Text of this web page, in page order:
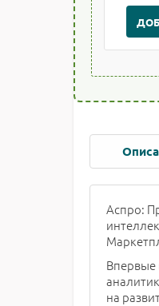
Аспро:
Впервые
на